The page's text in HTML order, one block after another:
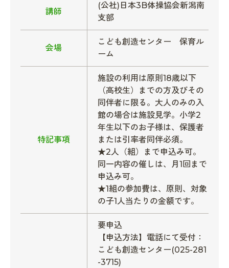
講師
(公社)日本3B体操協会新潟南
支部
会場
こども創造センター 保育ル
ーム
特記事項
施設の利用は原則18歳以下
（高校生）までの方及びその
同伴者に限る。大人のみの入
館の場合は施設見学。小学2
年生以下のお子様は、保護者
または引率者同伴必須。
★2人（組）まで申込み可。
同一内容の催しは、月1回まで
申込み可。
★1組の参加費は、原則、対象
の子1人当たりの金額です。
要申込
【申込方法】電話にて受付：
こども創造センター(025-281
-3715)